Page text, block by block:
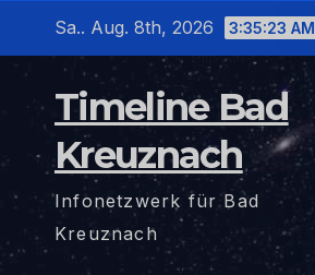
Sa.. Aug. 8th, 2026 3:35:24 AM
Timeline Bad
Kreuznach
Infonetzwerk für Bad
Kreuznach